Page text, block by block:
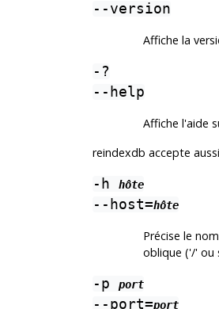
--version
Affiche la
-?
--help
Affiche l'aide
reindexdb accepte
-h hôte
--host=hôte
Précise le
oblique ('/' ou
-p port
--port=port